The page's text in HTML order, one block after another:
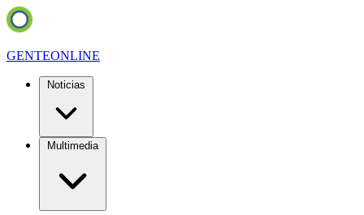
GENTEONLINE
Noticias
Multimedia